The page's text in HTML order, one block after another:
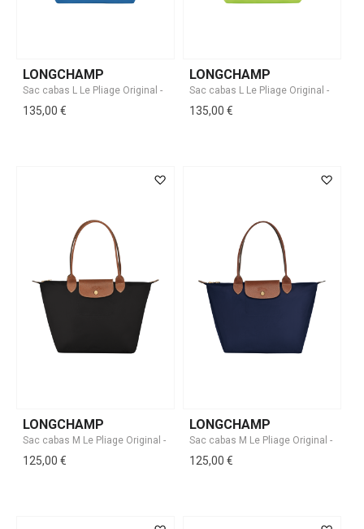
LONGCHAMP
135,00 €
LONGCHAMP
135,00 €
LONGCHAMP
125,00 €
LONGCHAMP
125,00 €